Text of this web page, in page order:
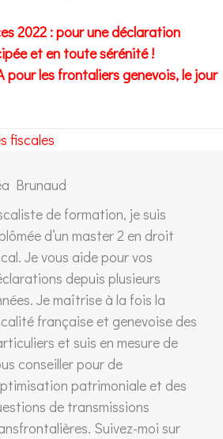
2022 : pour une déclaration
et en toute sérénité !
pour les frontaliers genevois, le jour
fiscales
Brunaud
de formation, je suis
d’un master 2 en droit
Je vous aide pour vos
depuis plusieurs
Je maîtrise à la fois la
française et genevoise des
et suis en mesure de
conseiller pour de
patrimoniale et des
de transmissions
Suivez-moi sur